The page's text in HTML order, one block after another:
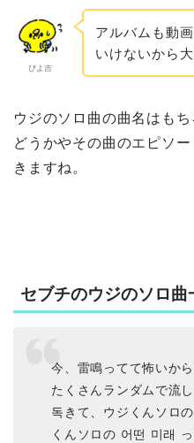
ぴよ吉
アルバムも動
いけないから大
ウジのソロ曲の曲名はも
どうかやその曲のエピソ
きますね。
セブチのウジのソロ曲
今、雷鳴ってて怖いか
たくさんランダムで流
독きて、ウジくんソロ
くんソロの 어떤 미래